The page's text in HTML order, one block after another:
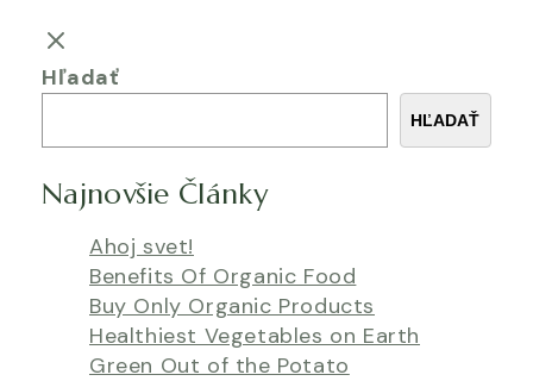
Hľadať
HĽADAŤ
Najnovšie Články
Ahoj svet!
Benefits Of Organic Food
Buy Only Organic Products
Healthiest Vegetables on Earth
Green Out of the Potato